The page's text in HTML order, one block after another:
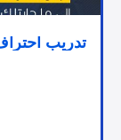
تدريب